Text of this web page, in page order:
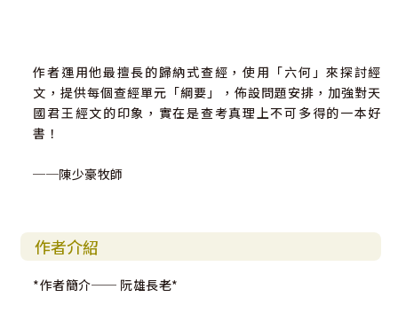
作者運用他最擅長的歸納式查經，使用「六何」來探討經
文，提供每個查經單元「綱要」，佈設問題安排，加強對天
國君王經文的印象，實在是查考真理上不可多得的一本好
書！
──陳少豪牧師
作者介紹
*作者簡介── 阮雄長老*